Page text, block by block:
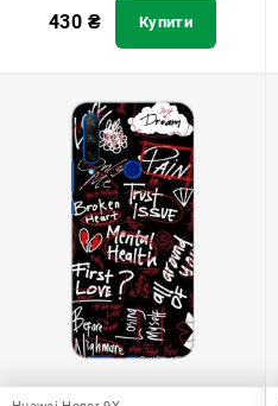
430 ₴ Купити